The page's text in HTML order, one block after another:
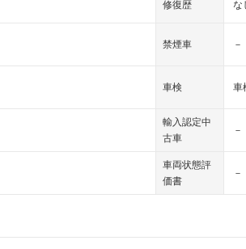
修復歴 な
禁煙車 －
車検 車
輸入認定中
古車
－
車両状態評
価書
－